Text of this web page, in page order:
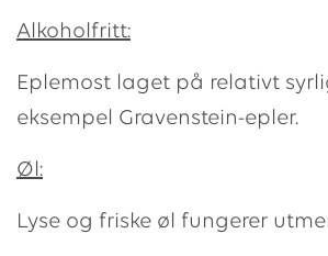
Alkoholfritt:
Eplemost laget på relativt
eksempel Gravenstein-epler.
Øl:
Lyse og friske øl fungerer